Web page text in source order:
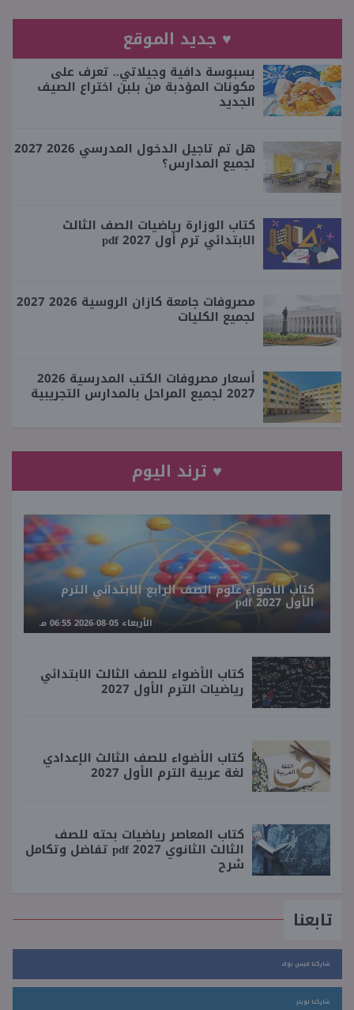
♥ جديد الموقع
بسبوسة دافية وجيلاتي.. تعرف على
مكونات المؤدبة من بلبن اختراع الصيف
الجديد
هل تم تاجيل الدخول المدرسي 2026 2027
لجميع المدارس؟
كتاب الوزارة رياضيات الصف الثالث
الابتدائي ترم أول 2027 pdf
مصروفات جامعة كازان الروسية 2026 2027
لجميع الكليات
أسعار مصروفات الكتب المدرسية 2026
2027 لجميع المراحل بالمدارس التجريبية
♥ ترند اليوم
كتاب الأضواء علوم الصف الرابع الابتدائي الترم
الأول 2027 pdf
الأربعاء 05-08-2026 06:55 مـ
كتاب الأضواء للصف الثالث الابتدائي
رياضيات الترم الأول 2027
كتاب الأضواء للصف الثالث الإعدادي
لغة عربية الترم الأول 2027
كتاب المعاصر رياضيات بحته للصف
الثالث الثانوي 2027 pdf تفاضل وتكامل
شرح
تابعنا
شاركنا فيس بوك
شاركنا تويتر